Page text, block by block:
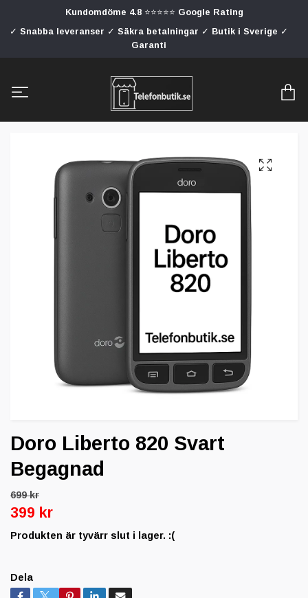
Kundomdöme 4.8 ⭐⭐⭐⭐⭐ Google Rating
✓ Snabba leveranser ✓ Säkra betalningar ✓ Butik i Sverige ✓
Garanti
Doro Liberto 820 Svart
Begagnad
699 kr
399 kr
Produkten är tyvärr slut i lager. :(
Dela